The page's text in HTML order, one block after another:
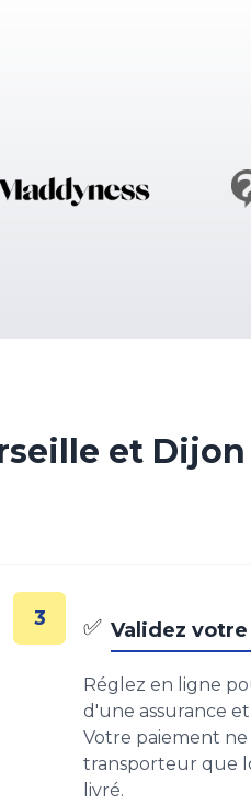
et Dijon
3 ✅ Validez
Réglez en ligne
d'une assurance
Votre paiement ne
transporteur que
livré.